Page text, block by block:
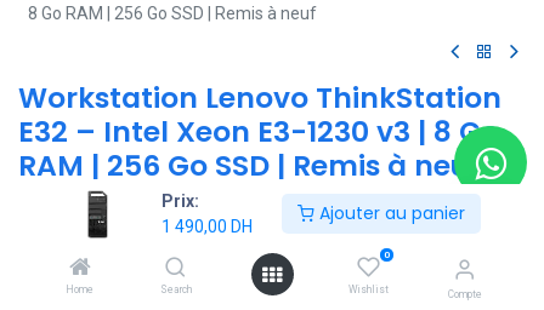
Prix:
1 490,00 DH
Ajouter au panier
Home Search
0
Wishlist Compte
8 Go RAM | 256 Go SSD | Remis à neuf
Workstation Lenovo ThinkStation
E32 – Intel Xeon E3-1230 v3 | 8 Go
RAM | 256 Go SSD | Remis à neuf
(0 avis)
Processeur : Intel Xeon E3-1230 v3 – 4 cœurs / 8 threads – 3,3
GHz (Turbo 3,7 GHz) – 8 Mo Cache
Mémoire : 8 Go DDR3 ECC (extensible jusqu’à 32 Go)